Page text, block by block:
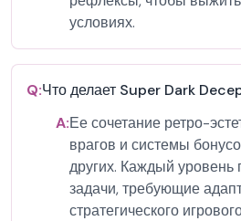
условиях.
Q:Что делает Super Dark
A:Ее сочетание ретро-
врагов и системы
других. Каждый уровень
задачи, требующие
стратегического